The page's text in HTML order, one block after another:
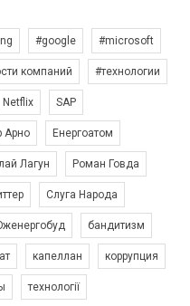
#google #microsoft
компаний #технологии
Netflix SAP
Арно Енергоатом
Лагун Роман Говда
Слуга Народа
бандитизм
капеллан коррупция
технології